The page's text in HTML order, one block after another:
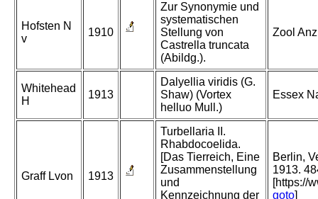
Hofsten N
v
1910
Zur Synonymie und
systematischen
Stellung von
Castrella truncata
(Abildg.).
Zool
Whitehead
H
1913
Dalyellia viridis (G.
Shaw) (Vortex
helluo Mull.)
Essex
Graff Lvon 1913
Turbellaria II.
Rhabdocoelida.
[Das Tierreich, Eine
Zusammenstellung
und
Kennzeichnung der
Berlin,
1913.
[https://
goto]